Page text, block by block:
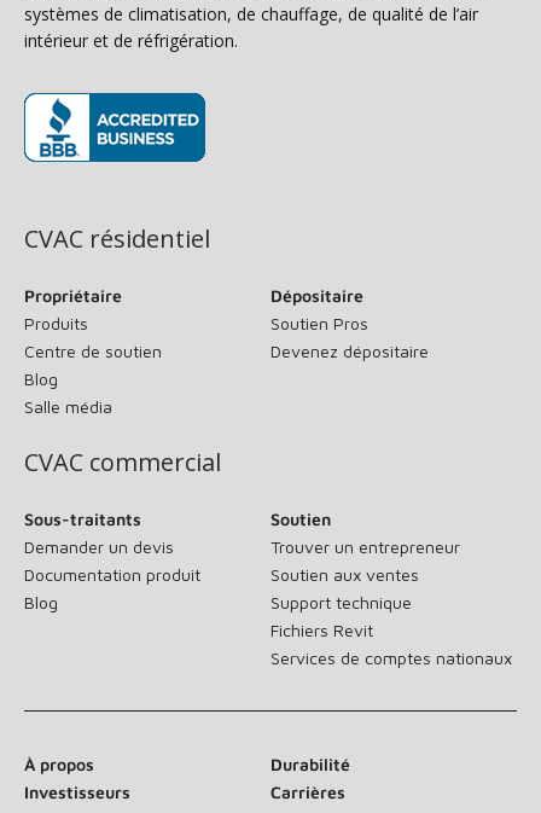
systèmes de climatisation, de chauffage, de qualité de l’air
intérieur et de réfrigération.
CVAC résidentiel
Propriétaire
Produits
Centre de soutien
Blog
Salle média
Dépositaire
Soutien Pros
Devenez dépositaire
CVAC commercial
Sous-traitants
Demander un devis
Documentation produit
Blog
Soutien
Trouver un entrepreneur
Soutien aux ventes
Support technique
Fichiers Revit
Services de comptes nationaux
À propos
Durabilité
Investisseurs
Carrières